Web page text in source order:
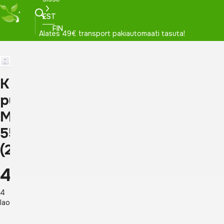
Alates 49€ transport pakiautomaati tasuta!
EST
FIN
Kristallidega
pudel,
Mäekristall,
550ml
(2781)
40,60
4
laos